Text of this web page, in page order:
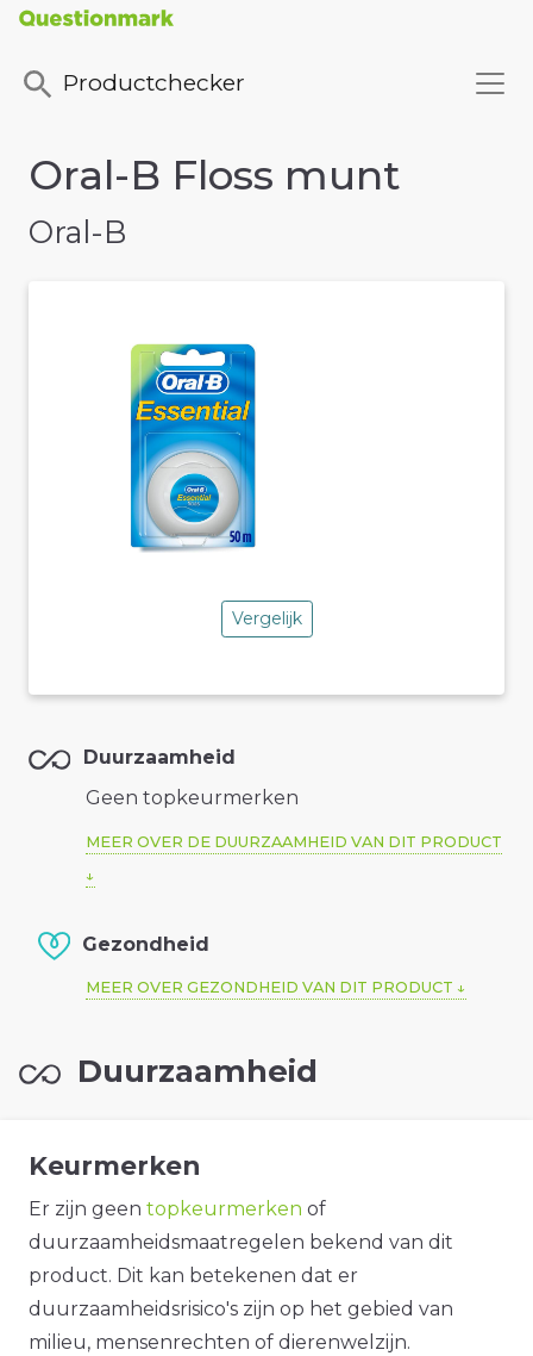
Productchecker
Oral-B Floss munt
Oral-B
Vergelijk
Duurzaamheid
Geen topkeurmerken
MEER OVER DE DUURZAAMHEID VAN DIT PRODUCT
Gezondheid
MEER OVER GEZONDHEID VAN DIT PRODUCT
Duurzaamheid
Keurmerken
Er zijn geen topkeurmerken of
duurzaamheidsmaatregelen bekend van dit
product. Dit kan betekenen dat er
duurzaamheidsrisico's zijn op het gebied van
milieu, mensenrechten of dierenwelzijn.